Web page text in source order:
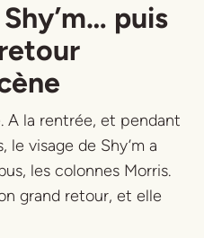
puis
A la rentrée, et pendant
le visage de Shy’m a
les colonnes Morris.
grand retour, et elle